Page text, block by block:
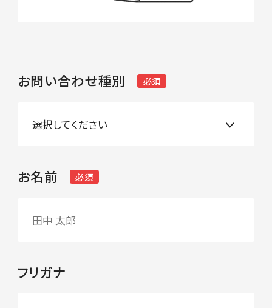
お問い合わせ種別 必須
お名前 必須
フリガナ